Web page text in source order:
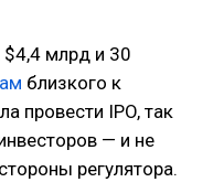
$4,4 млрд и 30
близкого к
провести IPO, так
— и не
регулятора.